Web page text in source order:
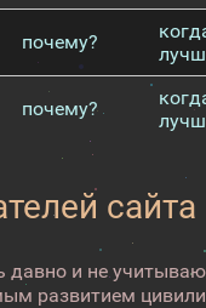
почему?
почему?
сайта
давно и не
развитием